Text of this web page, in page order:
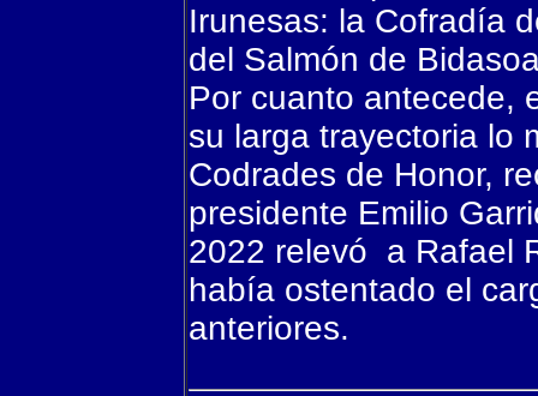
Irunesas: la Cofradía
del Salmón de
Por cuanto antecede,
su larga trayectoria lo
Codrades de Honor,
presidente Emilio
2022 relevó a Rafael
había ostentado el
anteriores.